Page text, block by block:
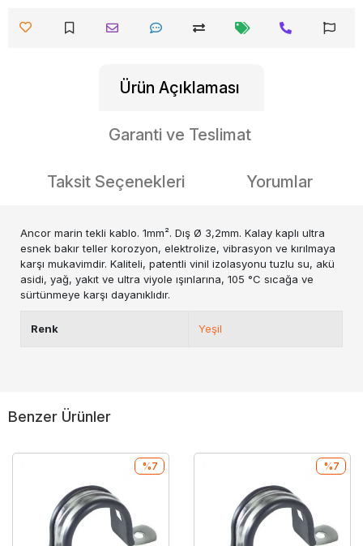
Ürün Açıklaması
Garanti ve Teslimat
Taksit Seçenekleri Yorumlar
Ancor marin tekli kablo. 1mm². Dış Ø 3,2mm. Kalay kaplı ultra
esnek bakır teller korozyon, elektrolize, vibrasyon ve kırılmaya
karşı mukavimdir. Kaliteli, patentli vinil izolasyonu tuzlu su, akü
asidi, yağ, yakıt ve ultra viyole ışınlarına, 105 °C sıcağa ve
sürtünmeye karşı dayanıklıdır.
Renk Yeşil
Benzer Ürünler
%7 %7